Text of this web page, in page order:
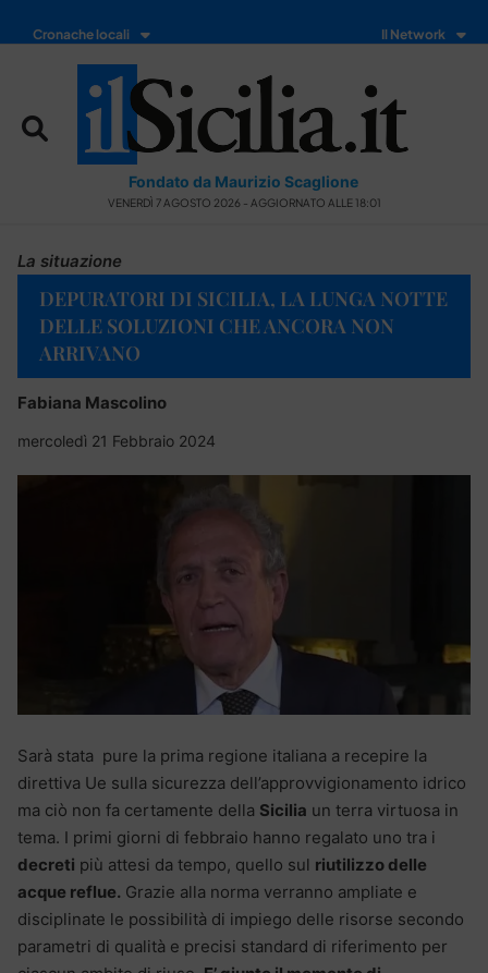
Cronache locali Il Network
Fondato da Maurizio Scaglione
VENERDÌ 7 AGOSTO 2026 - AGGIORNATO ALLE 18:01
La situazione
DEPURATORI DI SICILIA, LA LUNGA NOTTE
DELLE SOLUZIONI CHE ANCORA NON
ARRIVANO
Fabiana Mascolino
mercoledì 21 Febbraio 2024
Sarà stata pure la prima regione italiana a recepire la
direttiva Ue sulla sicurezza dell’approvvigionamento idrico
ma ciò non fa certamente della Sicilia un terra virtuosa in
tema. I primi giorni di febbraio hanno regalato uno tra i
decreti più attesi da tempo, quello sul riutilizzo delle
acque reflue. Grazie alla norma verranno ampliate e
disciplinate le possibilità di impiego delle risorse secondo
parametri di qualità e precisi standard di riferimento per